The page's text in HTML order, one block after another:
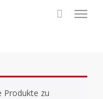
Menu
Produkte zu